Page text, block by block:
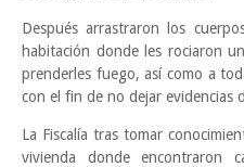
Después arrastraron los
habitación donde les rociaron
prenderles fuego, así como a
con el fin de no dejar evidencias
La Fiscalía tras tomar
vivienda donde encontraron